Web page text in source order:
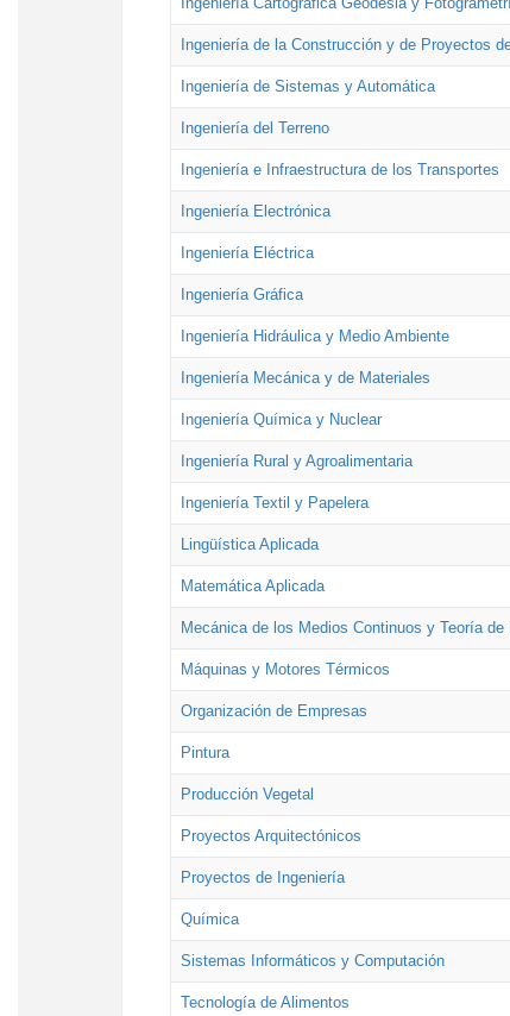
Ingeniería de la Construcción y de Proyectos
Ingeniería de Sistemas y Automática
Ingeniería del Terreno
Ingeniería e Infraestructura de los Transportes
Ingeniería Electrónica
Ingeniería Eléctrica
Ingeniería Gráfica
Ingeniería Hidráulica y Medio Ambiente
Ingeniería Mecánica y de Materiales
Ingeniería Química y Nuclear
Ingeniería Rural y Agroalimentaria
Ingeniería Textil y Papelera
Lingüística Aplicada
Matemática Aplicada
Mecánica de los Medios Continuos y Teoría de
Máquinas y Motores Térmicos
Organización de Empresas
Pintura
Producción Vegetal
Proyectos Arquitectónicos
Proyectos de Ingeniería
Química
Sistemas Informáticos y Computación
Tecnología de Alimentos